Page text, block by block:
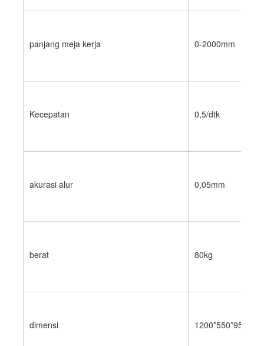
Paper Bag Forming Machine
Mesin pengemasan otomatis
panjang meja kerja 0-2000mm
Kecepatan 0,5/dtk
akurasi alur 0,05mm
berat 80kg
dimensi 1200*550*950mm